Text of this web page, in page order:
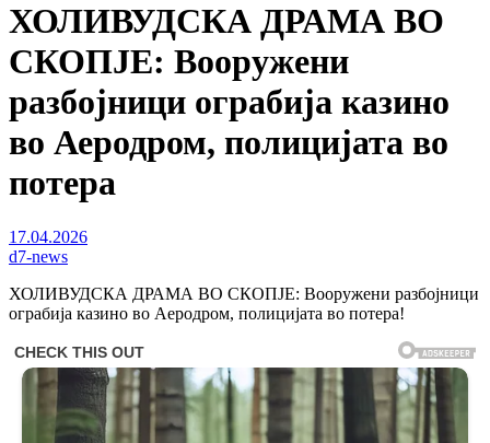
ХОЛИВУДСКА ДРАМА ВО
СКОПЈЕ: Вооружени
разбојници ограбија казино
во Аеродром, полицијата во
потера
17.04.2026
d7-news
ХОЛИВУДСКА ДРАМА ВО СКОПЈЕ: Вооружени разбојници
ограбија казино во Аеродром, полицијата во потера!